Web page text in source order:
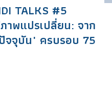
TALKS #5
พแปรเปลี่ยน: จาก
จจุบัน" ครบรอบ 75